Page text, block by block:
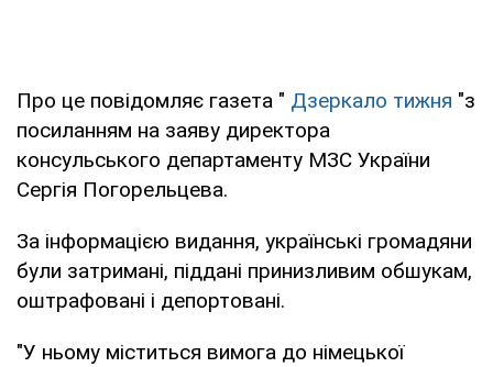
Про це повідомляє газета " Дзеркало тижня "з
посиланням на заяву директора
консульського департаменту МЗС України
Сергія Погорельцева.
За інформацією видання, українські громадяни
були затримані, піддані принизливим обшукам,
оштрафовані і депортовані.
"У ньому міститься вимога до німецької